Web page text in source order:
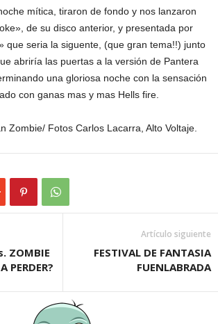
mítica, tiraron de fondo y nos lanzaron
de su disco anterior, y presentada por
que seria la siguente, (que gran tema!!) junto
abriría las puertas a la versión de Pantera
una gloriosa noche con la sensación
con ganas mas y mas Hells fire.
Zombie/ Fotos Carlos Lacarra, Alto Voltaje.
ZOMBIE
PERDER?
Artículo siguiente
FESTIVAL DE FANTASIA
FUENLABRADA